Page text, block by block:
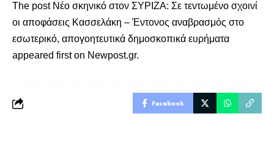
The post Νέο σκηνικό στον ΣΥΡΙΖΑ: Σε τεντωμένο σχοινί
οι αποφάσεις Κασσελάκη – Έντονος αναβρασμός στο
εσωτερικό, απογοητευτικά δημοσκοπικά ευρήματα
appeared first on Newpost.gr.
Facebook